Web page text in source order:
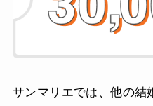
サンマリエでは、他の結